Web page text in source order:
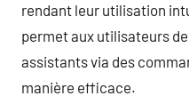
rendant leur utilisation
permet aux utilisateurs
assistants via des
manière efficace.